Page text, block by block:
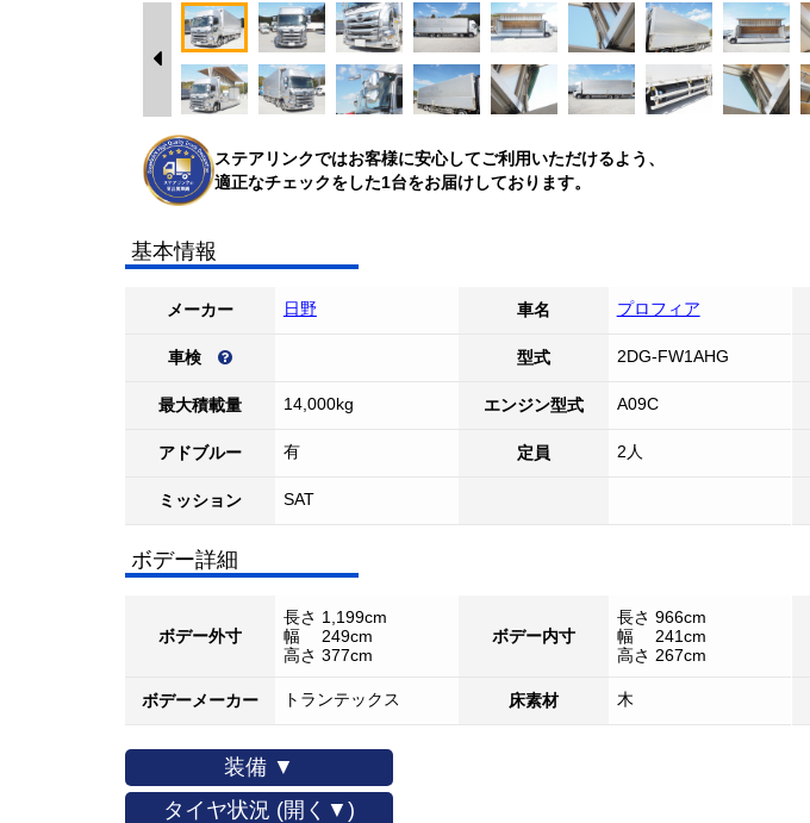
ステアリンクではお客様に安心してご利用いただけるよう、
適正なチェックをした1台をお届けしております。
基本情報
メーカー 日野 車名 プロフィア
車検 型式 2DG-FW1AHG
最大積載量 14,000kg エンジン型式 A09C
アドブルー 有 定員 2人
ミッション SAT
ボデー詳細
ボデー外寸
長さ 1,199cm
幅 249cm
高さ 377cm
ボデー内寸
長さ 966cm
幅 241cm
高さ 267cm
ボデーメーカー トランテックス 床素材 木
装備 ▼
タイヤ状況 (開く▼)